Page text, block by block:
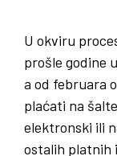
U okviru
prošle godine
a od februara
plaćati na
elektronski ili
ostalih platnih